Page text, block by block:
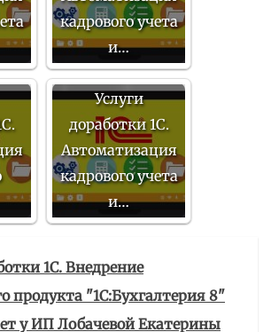
кадрового учета
и…
Услуги
доработки 1С.
Автоматизация
кадрового учета
и…
1С. Внедрение
продукта "1С:Бухгалтерия 8"
у ИП Лобачевой Екатерины